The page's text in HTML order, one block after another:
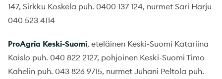
147, Sirkku Koskela puh. 0400 137 124, nurmet Sari Harju
040 523 4114
ProAgria Keski-Suomi, eteläinen Keski-Suomi Katariina
Kaislo puh. 040 822 2127, pohjoinen Keski-Suomi Timo
Kahelin puh. 043 826 9715, nurmet Juhani Peltola puh.